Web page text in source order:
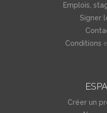
Emplois,
Signer
Conditions
Créer un